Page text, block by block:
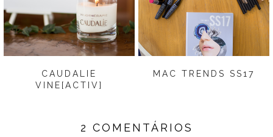
CAUDALIE
VINE[ACTIV]
MAC TRENDS SS17
2 COMENTÁRIOS